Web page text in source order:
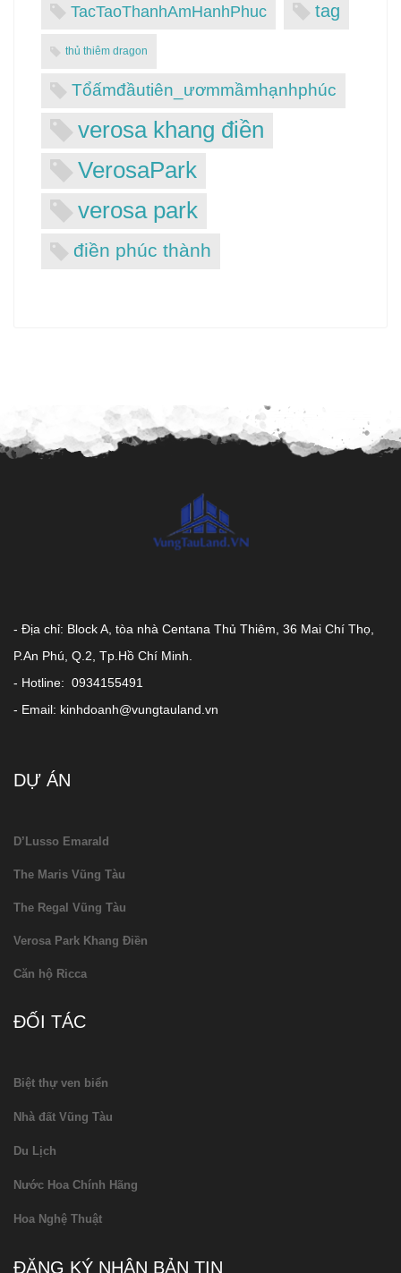
TacTaoThanhAmHanhPhuc tag
thủ thiêm dragon
Tổấmđầutiên_ươmmầmhạnhphúc
verosa khang điền
VerosaPark
verosa park
điền phúc thành
- Địa chỉ: Block A, tòa nhà Centana Thủ Thiêm, 36 Mai Chí Thọ,
P.An Phú, Q.2, Tp.Hồ Chí Minh.
- Hotline: 0934155491
- Email: kinhdoanh@vungtauland.vn
DỰ ÁN
D’Lusso Emarald
The Maris Vũng Tàu
The Regal Vũng Tàu
Verosa Park Khang Điền
Căn hộ Ricca
ĐỐI TÁC
Biệt thự ven biển
Nhà đất Vũng Tàu
Du Lịch
Nước Hoa Chính Hãng
Hoa Nghệ Thuật
ĐĂNG KÝ NHẬN BẢN TIN